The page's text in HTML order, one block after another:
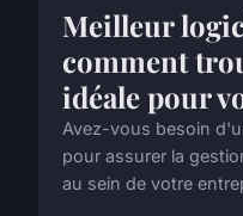
Meilleur
comment
idéale pour
Avez-vous besoin
pour assurer la
au sein de votre